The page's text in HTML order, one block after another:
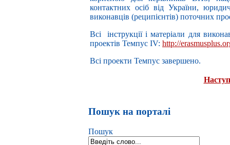
контактних осіб від України,
виконавців (реципієнтів) поточних
Всі інструкції і матеріали для
проектів Темпус IV: http://
Всі проекти Темпус завершено.
Пошук на порталі
Пошук